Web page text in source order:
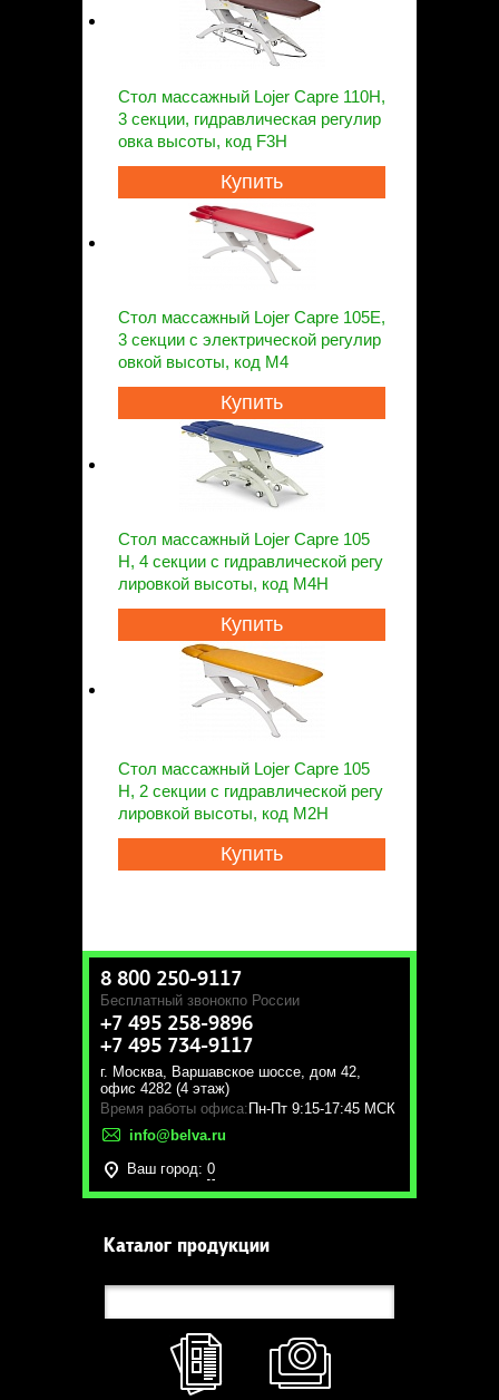
Стол массажный Lojer Capre 110H,
3 секции, гидравлическая регулир
овка высоты, код F3Н
Купить
Стол массажный Lojer Capre 105E,
3 секции с электрической регулир
овкой высоты, код M4
Купить
Стол массажный Lojer Capre 105
H, 4 секции с гидравлической регу
лировкой высоты, код M4H
Купить
Стол массажный Lojer Capre 105
H, 2 секции с гидравлической регу
лировкой высоты, код M2Н
Купить
8 800 250-9117
Бесплатный звонокпо России
+7 495 258-9896
+7 495 734-9117
г. Москва, Варшавское шоссе, дом 42,
офис 4282 (4 этаж)
Время работы офиса: Пн-Пт 9:15-17:45 МСК
info@belva.ru
Ваш город: 0
Каталог продукции